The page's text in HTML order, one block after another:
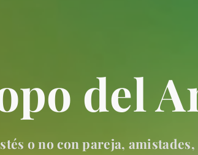
del
o no con pareja,